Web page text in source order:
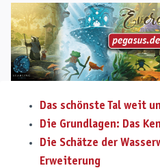
Das schönste Tal weit
Die Grundlagen: Das
Die Schätze der
Erweiterung